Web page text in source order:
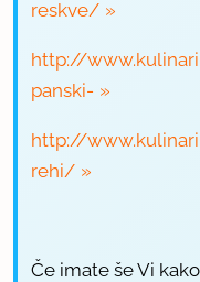
reskve/
http://
panski-
http://
rehi/
Če imate še Vi